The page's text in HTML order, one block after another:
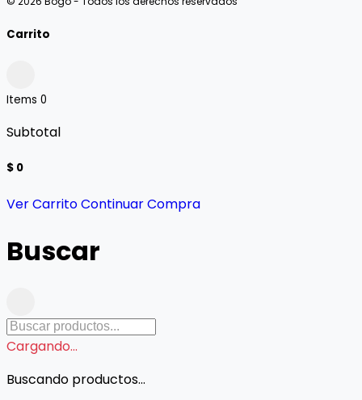
Carrito
Items 0
Subtotal
$ 0
Ver CarritoContinuar Compra
Buscar
Cargando...
Buscando productos...